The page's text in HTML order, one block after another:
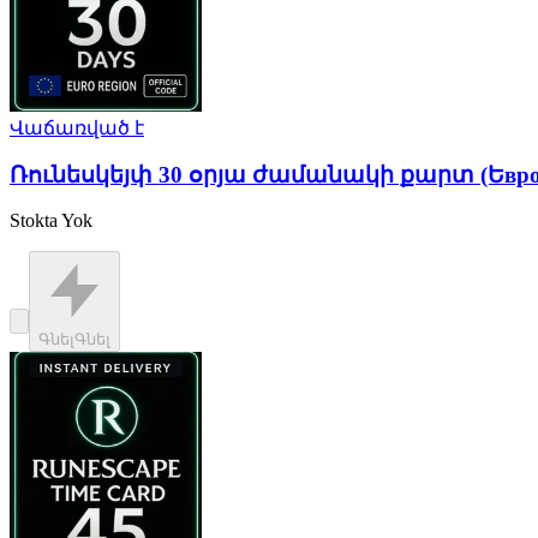
Վաճառված է
Ռունեսկեյփ 30 օրյա ժամանակի քարտ
Stokta Yok
ԳնելԳնել